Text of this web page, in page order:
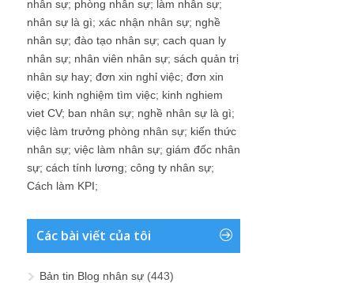
nhân sự; phòng nhân sự; làm nhân sự;
nhân sự là gì; xác nhận nhân sự; nghề
nhân sự; đào tạo nhân sự; cach quan ly
nhân sự; nhân viên nhân sự; sách quản trị
nhân sự hay; đơn xin nghỉ việc; đơn xin
việc; kinh nghiệm tìm việc; kinh nghiem
viet CV; ban nhân sự; nghề nhân sự là gì;
việc làm trưởng phòng nhân sự; kiến thức
nhân sự; việc làm nhân sự; giám đốc nhân
sự; cách tính lương; công ty nhân sự;
Cách làm KPI;
Các bài viết của tôi
Bản tin Blog nhân sự (443)